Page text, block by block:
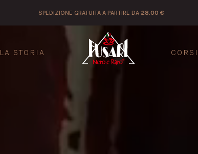
SPEDIZIONE GRATUITA A PARTIRE DA 28.00 €
LA STORIA CORSI